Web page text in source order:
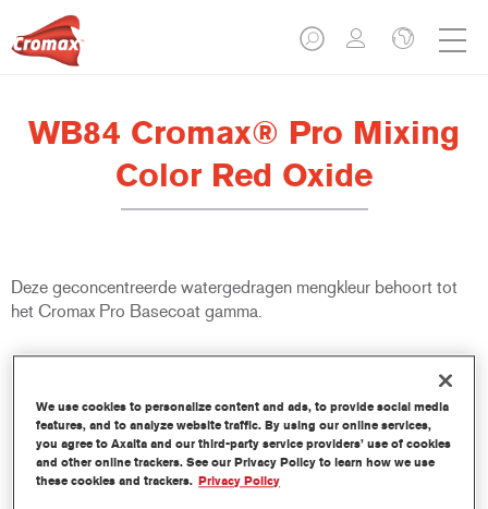
WB84 Cromax® Pro Mixing
Color Red Oxide
Deze geconcentreerde watergedragen mengkleur behoort tot
het Cromax Pro Basecoat gamma.
kleurovereenstemming.
Snel en zuinig gebruik; helpt de doorstroming en de
productiviteit te verbeteren.
Maakt deel uit van een gevestigd en uitgebreid kleur- en
We use cookies to personalize content and ads, to provide social media
features, and to analyze website traffic. By using our online services,
you agree to Axalta and our third-party service providers’ use of cookies
and other online trackers. See our Privacy Policy to learn how we use
these cookies and trackers. Privacy Policy